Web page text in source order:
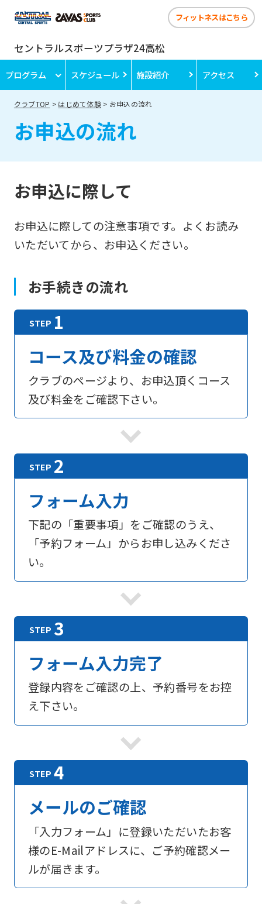
セントラルスポーツプラザ24高松
フィットネスはこちら
プログラム スケジュール 施設紹介 アクセス
クラブTOP はじめて体験 お申込の流れ
お申込の流れ
お申込に際して
お申込に際しての注意事項です。よくお読み
いただいてから、お申込ください。
お手続きの流れ
コース及び料金の確認
クラブのページより、お申込頂くコース
及び料金をご確認下さい。
フォーム入力
下記の「重要事項」をご確認のうえ、
「予約フォーム」からお申し込みくださ
い。
フォーム入力完了
登録内容をご確認の上、予約番号をお控
え下さい。
メールのご確認
「入力フォーム」に登録いただいたお客
様のE-Mailアドレスに、ご予約確認メー
ルが届きます。